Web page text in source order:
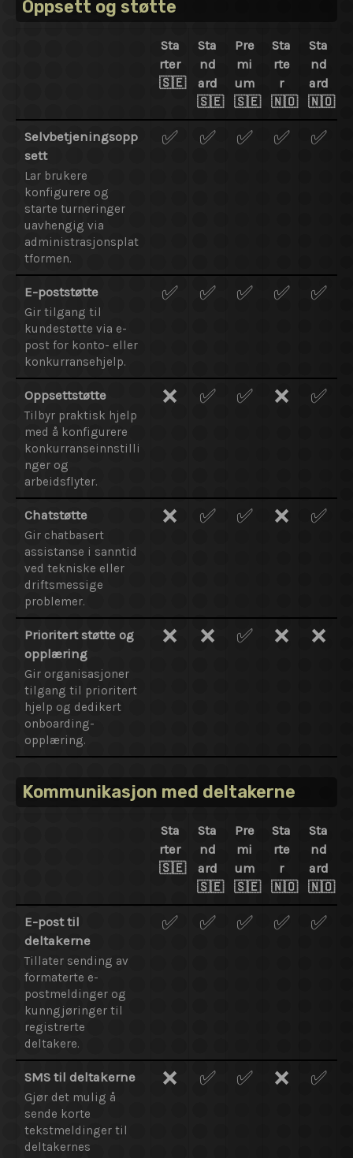
Oppsett og støtte
Sta
rter
🇸🇪
Sta
nd
ard
🇸🇪
Pre
mi
um
🇸🇪
Sta
rte
r
🇳🇴
Sta
nd
ard
🇳🇴
Selvbetjeningsopp
sett
Lar brukere
konfigurere og
starte turneringer
uavhengig via
administrasjonsplat
tformen.
✅ ✅ ✅ ✅ ✅
E-poststøtte
Gir tilgang til
kundestøtte via e-
post for konto- eller
konkurransehjelp.
✅ ✅ ✅ ✅ ✅
Oppsettstøtte
Tilbyr praktisk hjelp
med å konfigurere
konkurranseinnstilli
nger og
arbeidsflyter.
❌ ✅ ✅ ❌ ✅
Chatstøtte
Gir chatbasert
assistanse i sanntid
ved tekniske eller
driftsmessige
problemer.
❌ ✅ ✅ ❌ ✅
Prioritert støtte og
opplæring
Gir organisasjoner
tilgang til prioritert
hjelp og dedikert
onboarding-
opplæring.
❌ ❌ ✅ ❌ ❌
Kommunikasjon med deltakerne
Sta
rter
🇸🇪
Sta
nd
ard
🇸🇪
Pre
mi
um
🇸🇪
Sta
rte
r
🇳🇴
Sta
nd
ard
🇳🇴
E-post til
deltakerne
Tillater sending av
formaterte e-
postmeldinger og
kunngjøringer til
registrerte
deltakere.
✅ ✅ ✅ ✅ ✅
SMS til deltakerne
Gjør det mulig å
sende korte
tekstmeldinger til
deltakernes
❌ ✅ ✅ ❌ ✅